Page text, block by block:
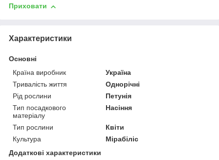
Приховати
Характеристики
Основні
Країна виробник
Україна
Тривалість життя
Однорічні
Рід рослини
Петунія
Тип посадкового
матеріалу
Насіння
Тип рослини
Квіти
Культура
Мірабіліс
Додаткові характеристики